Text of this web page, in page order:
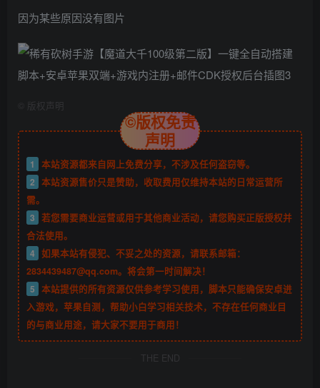
因为某些原因没有图片
版权声明
©版权免责
声明
1
本站资源都来自网上免费分享，不涉及任何盗窃等。
2 本站资源售价只是赞助，收取费用仅维持本站的日常运营所
需。
3 若您需要商业运营或用于其他商业活动，请您购买正版授权并
合法使用。
4 如果本站有侵犯、不妥之处的资源，请联系邮箱：
2834439487@qq.com。将会第一时间解决！
5 本站提供的所有资源仅供参考学习使用，脚本只能确保安卓进
入游戏，苹果自测，帮助小白学习相关技术，不存在任何商业目
的与商业用途，请大家不要用于商用！
THE END